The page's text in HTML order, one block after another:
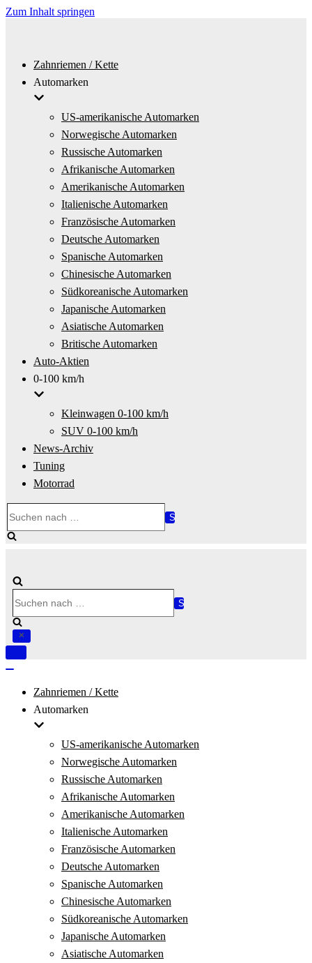
Zum Inhalt springen
Zahnriemen / Kette
Automarken
US-amerikanische Automarken
Norwegische Automarken
Russische Automarken
Afrikanische Automarken
Amerikanische Automarken
Italienische Automarken
Französische Automarken
Deutsche Automarken
Spanische Automarken
Chinesische Automarken
Südkoreanische Automarken
Japanische Automarken
Asiatische Automarken
Britische Automarken
Auto-Aktien
0-100 km/h
Kleinwagen 0-100 km/h
SUV 0-100 km/h
News-Archiv
Tuning
Motorrad
nach …
nach …
Navigation
Zahnriemen / Kette
Automarken
US-amerikanische Automarken
Norwegische Automarken
Russische Automarken
Afrikanische Automarken
Amerikanische Automarken
Italienische Automarken
Französische Automarken
Deutsche Automarken
Spanische Automarken
Chinesische Automarken
Südkoreanische Automarken
Japanische Automarken
Asiatische Automarken